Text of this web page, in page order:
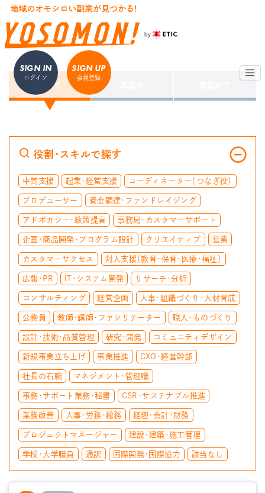
SIGN IN
ログイン
SIGN UP
会員登録
すべて
役割・スキルで探す
中間支援 起業・経営支援 コーディネーター（つなぎ役）
プロデューサー 資金調達・ファンドレイジング
アドボカシー・政策提言 事務局・カスタマーサポート
企画・商品開発・プログラム設計 クリエイティブ 営業
カスタマーサクセス 対人支援（教育・保育・医療・福祉）
広報・PR IT・システム開発 リサーチ・分析
コンサルティング 経営企画 人事・組織づくり・人材育成
公務員 教師・講師・ファシリテーター 職人・ものづくり
設計・技術・品質管理 研究・開発 コミュニティデザイン
新規事業立ち上げ 事業推進 CXO・経営幹部
社長の右腕 マネジメント・管理職
事務・サポート業務・秘書 CSR・サステナブル推進
業務改善 人事・労務・総務 経理・会計・財務
プロジェクトマネージャー 建設・建築・施工管理
学校・大学職員 通訳 国際開発・国際協力 該当なし